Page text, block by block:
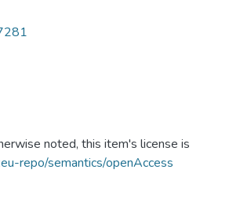
noted, this item's license is
repo/semantics/openAccess